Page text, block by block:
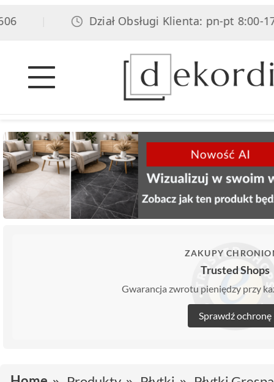
Dział Obsługi Klienta: pn-pt 8:00-
ZAKUPY
Trusted Shops
Gwarancja zwrotu pieniędzy przy
Sprawdź ochronę